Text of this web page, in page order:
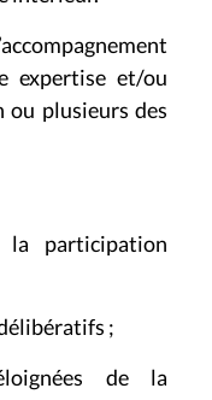
expertise et/ou
ou plusieurs des
la participation
;
de la